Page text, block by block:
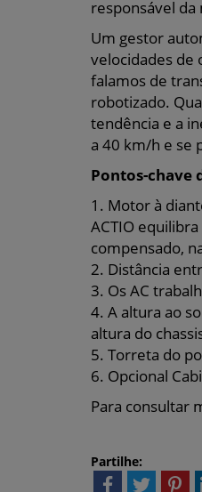
responsável da
Um gestor
velocidades de
falamos de
robotizado.
tendência e a
a 40 km/h e se
Pontos-chave
1. Motor à
ACTIO
compensado,
2. Distância
3. Os AC
4. A altura ao
altura do
5. Torreta do
6. Opcional
Para consultar
Partilhe: